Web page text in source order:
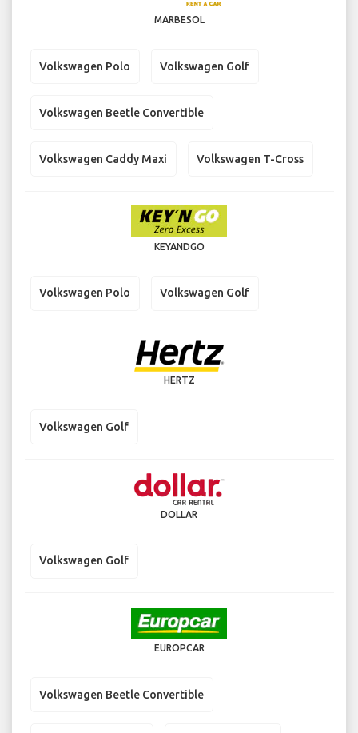
MARBESOL
Volkswagen Polo Volkswagen Golf
Volkswagen Beetle Convertible
Volkswagen Caddy Maxi Volkswagen T-Cross
KEYANDGO
Volkswagen Polo Volkswagen Golf
HERTZ
Volkswagen Golf
DOLLAR
Volkswagen Golf
EUROPCAR
Volkswagen Beetle Convertible